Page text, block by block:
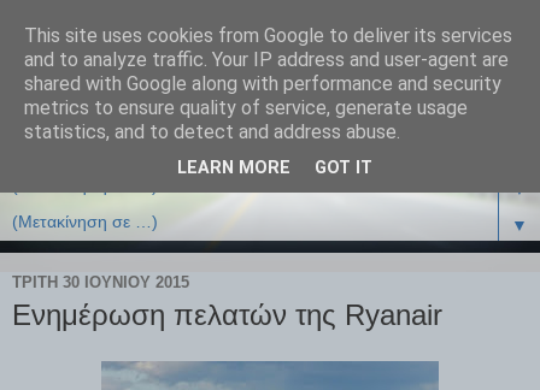
▼
▼
ΤΡΊΤΗ 30 ΙΟΥΝΊΟΥ 2015
Ενημέρωση πελατών της Ryanair
This site uses cookies from Google to deliver its services
and to analyze traffic. Your IP address and user-agent are
shared with Google along with performance and security
metrics to ensure quality of service, generate usage
statistics, and to detect and address abuse.
LEARN MORE GOT IT